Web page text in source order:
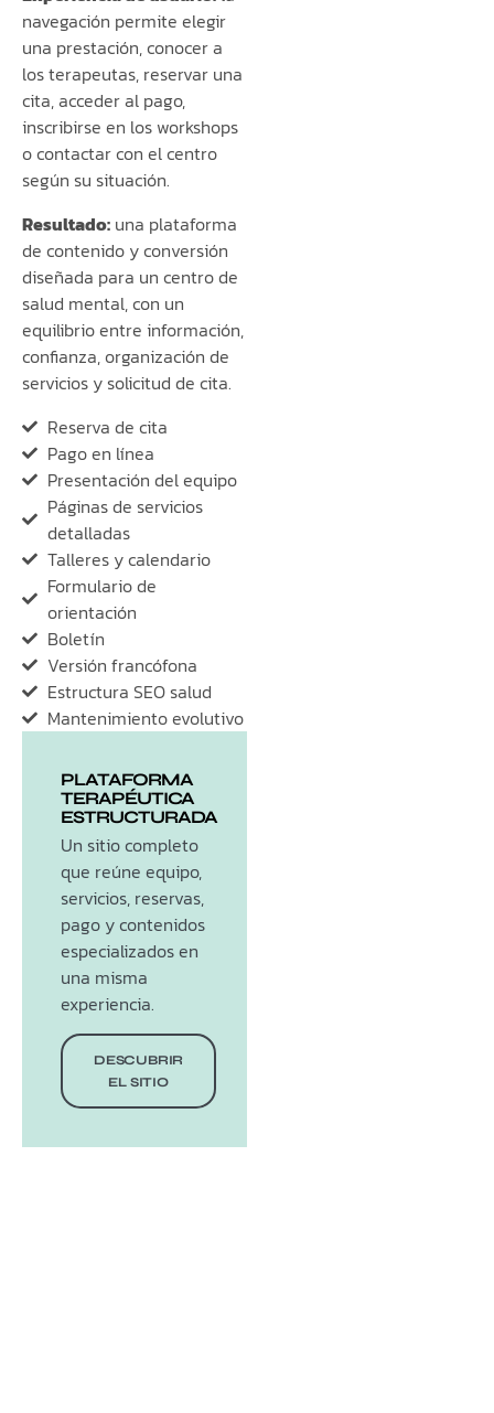
navegación permite elegir
una prestación, conocer a
los terapeutas, reservar una
cita, acceder al pago,
inscribirse en los workshops
o contactar con el centro
según su situación.
Resultado: una plataforma
de contenido y conversión
diseñada para un centro de
salud mental, con un
equilibrio entre información,
confianza, organización de
servicios y solicitud de cita.
Reserva de cita
Pago en línea
Presentación del equipo
Páginas de servicios
detalladas
Talleres y calendario
Formulario de
orientación
Boletín
Versión francófona
Estructura SEO salud
Mantenimiento evolutivo
PLATAFORMA
TERAPÉUTICA
ESTRUCTURADA
Un sitio completo
que reúne equipo,
servicios, reservas,
pago y contenidos
especializados en
una misma
experiencia.
DESCUBRIR
EL SITIO